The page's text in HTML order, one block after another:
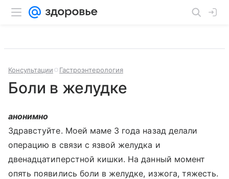
Консультации Гастроэнтерология
Боли в желудке
анонимно
Здравстуйте. Моей маме 3 года назад делали
операцию в связи с язвой желудка и
двенадцатиперстной кишки. На данный момент
опять появились боли в желудке, изжога, тяжесть.